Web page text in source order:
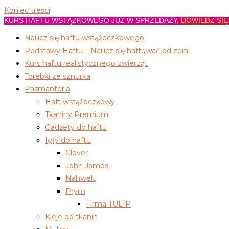
Koniec treści
KURS HAFTU WSTĄŻKOWEGO JUŻ W SPRZEDAŻY, DOWIEDŹ
Naucz się haftu wstążeczkowego
Podstawy Haftu – Naucz się haftować od zera!
Kurs haftu realistycznego zwierząt
Torebki ze sznurka
Pasmanteria
Haft wstążeczkowy
Tkaniny Premium
Gadżety do haftu
Igły do haftu
Clover
John James
Nahwelt
Prym
Firma TULIP
Kleje do tkanin